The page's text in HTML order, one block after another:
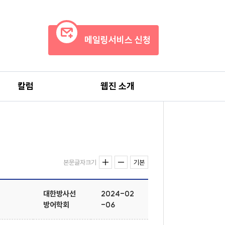
메일링서비스 신청
칼럼 웹진 소개
본문글자크기 기본
대한방사선
방어학회
2024-02
-06